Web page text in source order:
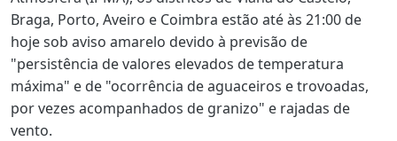
Braga, Porto, Aveiro e Coimbra estão até às 21:00 de
hoje sob aviso amarelo devido à previsão de
"persistência de valores elevados de temperatura
máxima" e de "ocorrência de aguaceiros e trovoadas,
por vezes acompanhados de granizo" e rajadas de
vento.